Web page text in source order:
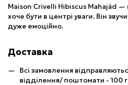
Maison Crivelli Hibiscus Mahajád —
хоче бути в центрі уваги. Він
дуже емоційно.
Доставка
Всі замовлення
відділення/ поштомати - 100